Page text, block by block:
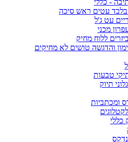
- כללי
עטים ראש סיכה
עט ג'ל
מכני
ללוח מחיק
והדגשה טושים לא מחיקים
טבעות
תיוק
ומכתביות
כללי